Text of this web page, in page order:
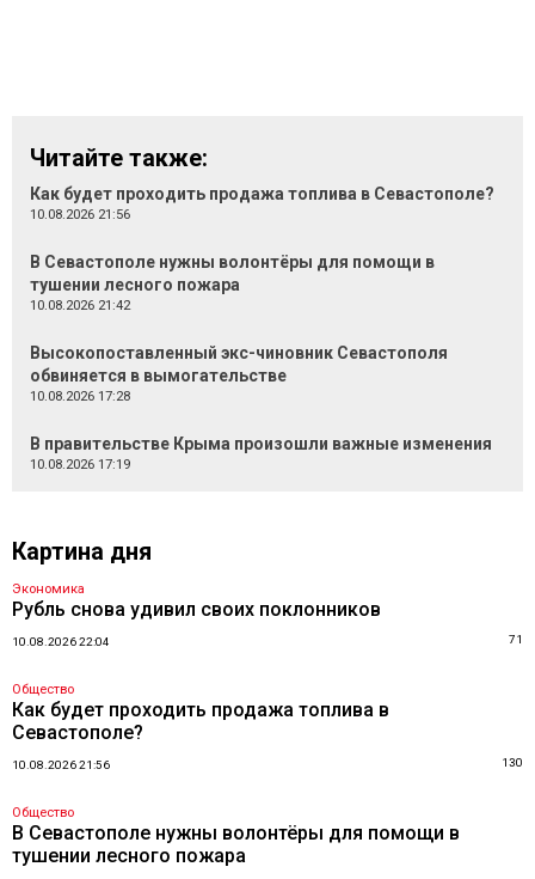
Читайте также:
Как будет проходить продажа топлива в Севастополе?
10.08.2026 21:56
В Севастополе нужны волонтёры для помощи в
тушении лесного пожара
10.08.2026 21:42
Высокопоставленный экс-чиновник Севастополя
обвиняется в вымогательстве
10.08.2026 17:28
В правительстве Крыма произошли важные изменения
10.08.2026 17:19
Картина дня
Экономика
Рубль снова удивил своих поклонников
10.08.2026 22:04 71
Общество
Как будет проходить продажа топлива в
Севастополе?
10.08.2026 21:56 130
Общество
В Севастополе нужны волонтёры для помощи в
тушении лесного пожара